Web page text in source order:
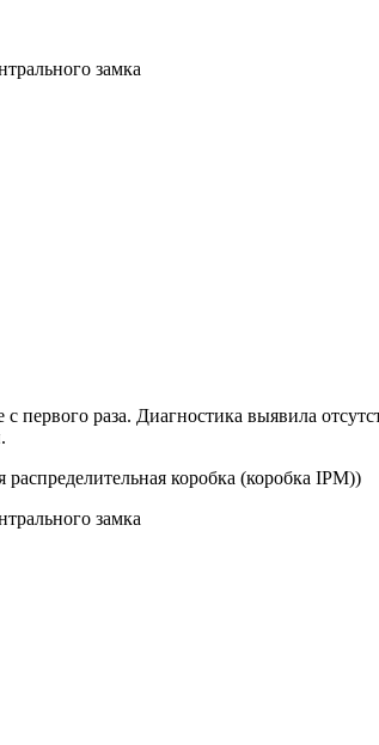
замка
первого раза. Диагностика выявила
коробка (коробка IPM))
замка